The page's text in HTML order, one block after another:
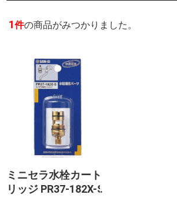
1件の商品がみつかりました。
ミニセラ水栓カート
リッジ PR37-182X-S